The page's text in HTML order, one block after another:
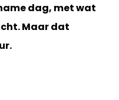
dag, met wat
Maar dat